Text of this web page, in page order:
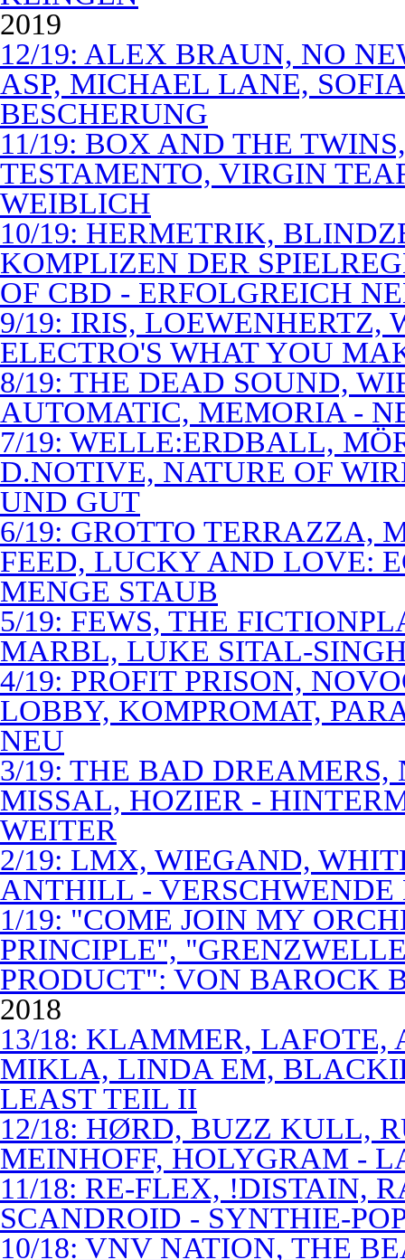
2019
12/19: ALEX BRAUN, NO
ASP, MICHAEL LANE,
BESCHERUNG
11/19: BOX AND THE
TESTAMENTO, VIRGIN
WEIBLICH
10/19: HERMETRIK,
KOMPLIZEN DER
OF CBD - ERFOLGREICH
9/19: IRIS, LOEWENHERTZ,
ELECTRO'S WHAT YOU
8/19: THE DEAD SOUND,
AUTOMATIC, MEMORIA -
7/19: WELLE:ERDBALL,
D.NOTIVE, NATURE OF
UND GUT
6/19: GROTTO TERRAZZA,
FEED, LUCKY AND LOVE:
MENGE STAUB
5/19: FEWS, THE
MARBL, LUKE SITAL-
4/19: PROFIT PRISON,
LOBBY, KOMPROMAT,
NEU
3/19: THE BAD
MISSAL, HOZIER -
WEITER
2/19: LMX, WIEGAND,
ANTHILL -
1/19: "COME JOIN MY
PRINCIPLE",
PRODUCT": VON BAROCK
2018
13/18: KLAMMER,
MIKLA, LINDA EM,
LEAST TEIL II
12/18: HØRD, BUZZ KULL,
MEINHOFF, HOLYGRAM -
11/18: RE-FLEX, !DISTAIN,
SCANDROID - SYNTHIE-
10/18: VNV NATION, THE